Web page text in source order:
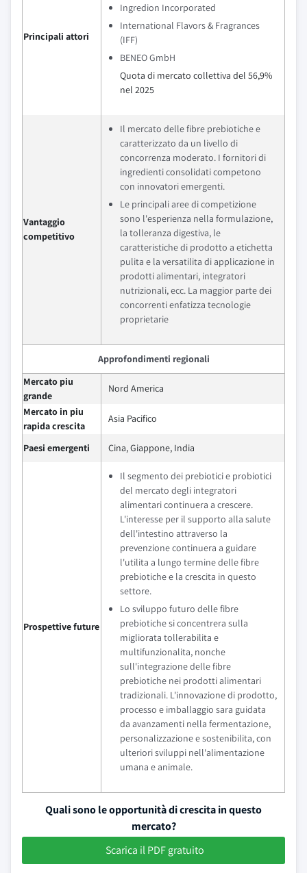
Principali attori
Ingredion Incorporated
International Flavors & Fragrances
(IFF)
BENEO GmbH
Quota di mercato collettiva del 56,9%
nel 2025
Vantaggio
competitivo
Il mercato delle fibre prebiotiche e
caratterizzato da un livello di
concorrenza moderato. I fornitori di
ingredienti consolidati competono
con innovatori emergenti.
Le principali aree di competizione
sono l'esperienza nella formulazione,
la tolleranza digestiva, le
caratteristiche di prodotto a etichetta
pulita e la versatilita di applicazione in
prodotti alimentari, integratori
nutrizionali, ecc. La maggior parte dei
concorrenti enfatizza tecnologie
proprietarie
Approfondimenti regionali
Mercato piu
grande
Nord America
Mercato in piu
rapida crescita
Asia Pacifico
Paesi emergenti Cina, Giappone, India
Prospettive future
Il segmento dei prebiotici e probiotici
del mercato degli integratori
alimentari continuera a crescere.
L'interesse per il supporto alla salute
dell'intestino attraverso la
prevenzione continuera a guidare
l'utilita a lungo termine delle fibre
prebiotiche e la crescita in questo
settore.
Lo sviluppo futuro delle fibre
prebiotiche si concentrera sulla
migliorata tollerabilita e
multifunzionalita, nonche
sull'integrazione delle fibre
prebiotiche nei prodotti alimentari
tradizionali. L'innovazione di prodotto,
processo e imballaggio sara guidata
da avanzamenti nella fermentazione,
personalizzazione e sostenibilita, con
ulteriori sviluppi nell'alimentazione
umana e animale.
Quali sono le opportunità di crescita in questo
mercato?
Scarica il PDF gratuito